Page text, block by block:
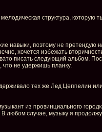
структура,
навыки, поэтому не претендую
хочется избежать
писать следующий альбом.
что не удержишь планку.
тех же Лед Цеппелин
из провинциального
любом случае, музыку я